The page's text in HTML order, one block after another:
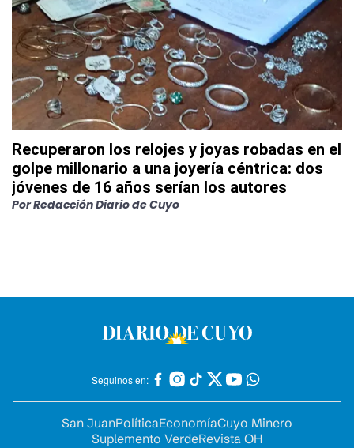
Recuperaron los relojes y joyas robadas en el
golpe millonario a una joyería céntrica: dos
jóvenes de 16 años serían los autores
PorRedacción Diario de Cuyo
Seguinos en:
San JuanPolíticaEconomíaCuyo Minero
Suplemento VerdeRevista OH